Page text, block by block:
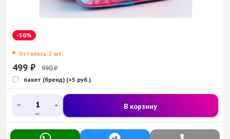
-50%
Осталось 2 шт.
499 ₽ 990₽
пакет (бренд) (+5 руб.)
шт.
В корзину